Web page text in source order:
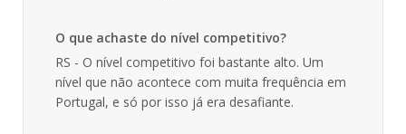
O que achaste do nível competitivo?
RS - O nível competitivo foi bastante alto. Um
nível que não acontece com muita frequência em
Portugal, e só por isso já era desafiante.